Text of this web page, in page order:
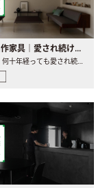
世界の名作家具｜愛され続ける理由と一生モノとの出会い方
家具には、何十年経っても愛され続ける「名作」と呼ばれるもの..